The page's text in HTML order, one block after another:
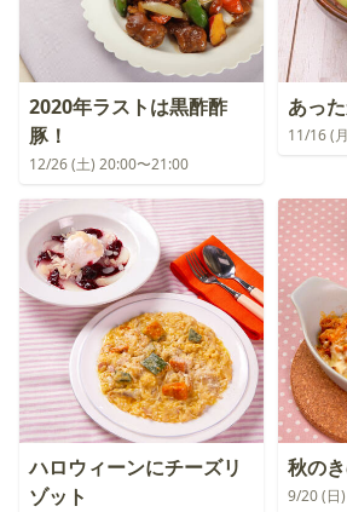
2020年ラストは黒酢酢
豚！
12/26 (土) 20:00〜21:00
あっ
11/16 (
ハロウィーンにチーズリ
ゾット
秋の
9/20 (日